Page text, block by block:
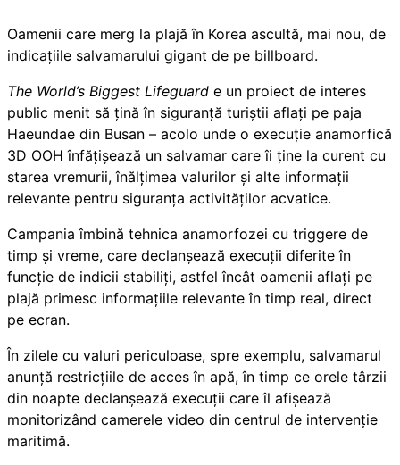
Oamenii care merg la plajă în Korea ascultă, mai nou, de
indicațiile salvamarului gigant de pe billboard.
The World’s Biggest Lifeguard e un proiect de interes
public menit să țină în siguranță turiștii aflați pe paja
Haeundae din Busan – acolo unde o execuție anamorfică
3D OOH înfățișează un salvamar care îi ține la curent cu
starea vremurii, înălțimea valurilor și alte informații
relevante pentru siguranța activităților acvatice.
Campania îmbină tehnica anamorfozei cu triggere de
timp și vreme, care declanșează execuții diferite în
funcție de indicii stabiliți, astfel încât oamenii aflați pe
plajă primesc informațiile relevante în timp real, direct
pe ecran.
În zilele cu valuri periculoase, spre exemplu, salvamarul
anunță restricțiile de acces în apă, în timp ce orele târzii
din noapte declanșează execuții care îl afișează
monitorizând camerele video din centrul de intervenție
maritimă.